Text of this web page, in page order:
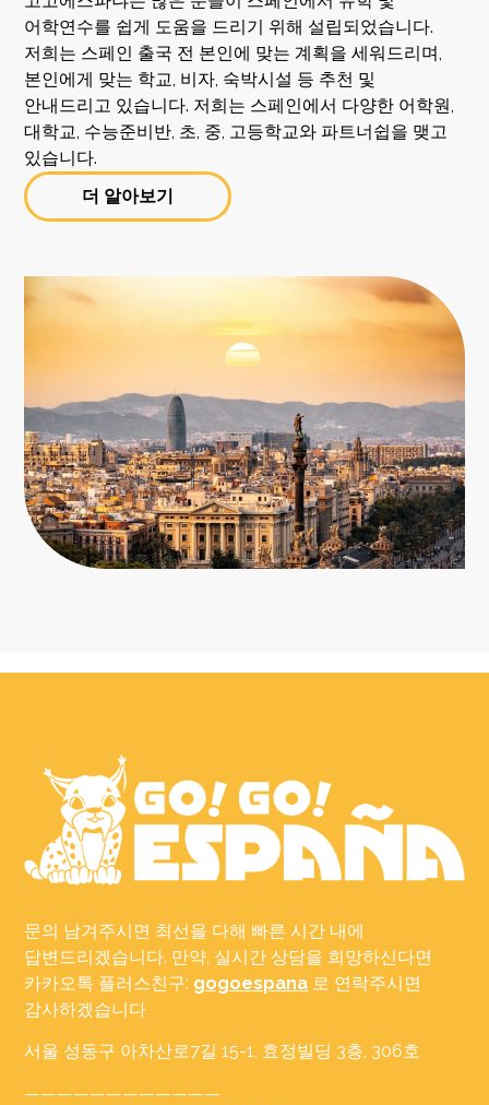
어학연수를 쉽게 도움을 드리기 위해 설립되었습니다.
저희는 스페인 출국 전 본인에 맞는 계획을 세워드리며,
본인에게 맞는 학교, 비자, 숙박시설 등 추천 및
안내드리고 있습니다. 저희는 스페인에서 다양한 어학원,
대학교, 수능준비반, 초, 중, 고등학교와 파트너쉽을 맺고
있습니다.
더 알아보기
문의 남겨주시면 최선을 다해 빠른 시간 내에
답변드리겠습니다. 만약, 실시간 상담을 희망하신다면
카카오톡 플러스친구: gogoespana 로 연락주시면
감사하겠습니다
서울 성동구 아차산로7길 15-1, 효정빌딩 3층, 306호
————————————